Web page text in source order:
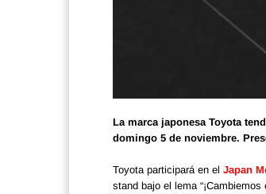
La marca japonesa Toyota
domingo 5 de noviembre.
Toyota participará en el Japan
stand bajo el lema